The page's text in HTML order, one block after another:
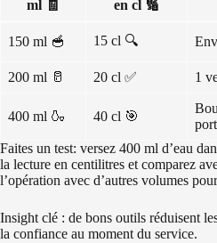
ml 🧾
en cl 🔢
150 ml 🥣 15 cl 🔍
200 ml 🥛 20 cl ✅ 1
400 ml 🍶 40 cl 🎯
Faites un test: versez 400 ml d’eau
la lecture en centilitres et comparez
l’opération avec d’autres volumes
Insight clé : de bons outils réduisent
la confiance au moment du service.